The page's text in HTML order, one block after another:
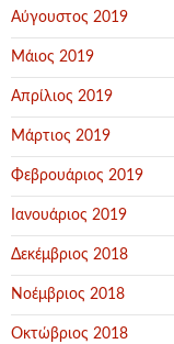
Αύγουστος 2019
Μάιος 2019
Απρίλιος 2019
Μάρτιος 2019
Φεβρουάριος 2019
Ιανουάριος 2019
Δεκέμβριος 2018
Νοέμβριος 2018
Οκτώβριος 2018